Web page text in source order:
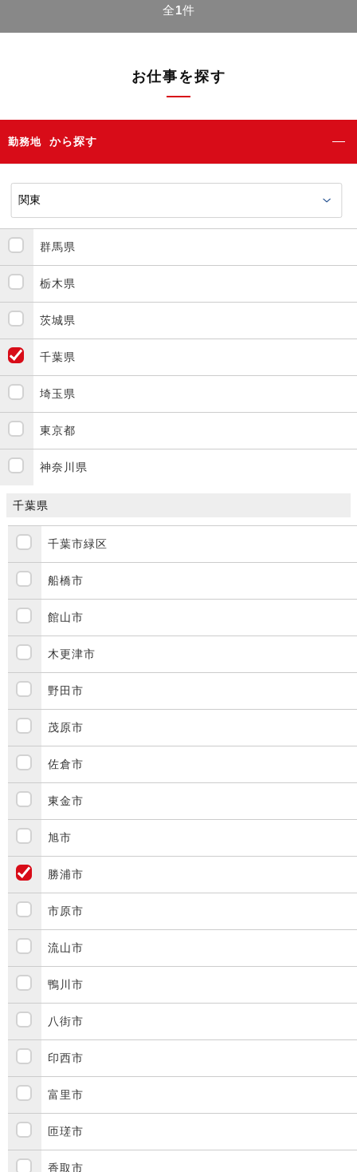
全1件
お仕事を探す
勤務地 から探す
群馬県
栃木県
茨城県
千葉県
埼玉県
東京都
神奈川県
千葉県
千葉市緑区
船橋市
館山市
木更津市
野田市
茂原市
佐倉市
東金市
旭市
勝浦市
市原市
流山市
鴨川市
八街市
印西市
富里市
匝瑳市
香取市